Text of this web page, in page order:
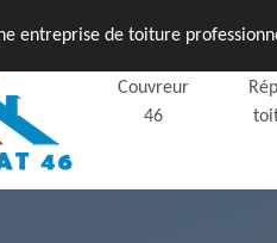
entreprise de toiture
Couvreur
46